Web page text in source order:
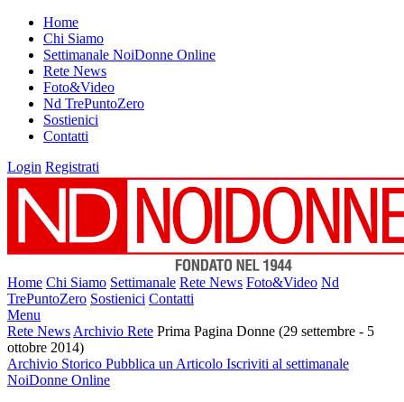
Home
Chi Siamo
Settimanale NoiDonne Online
Rete News
Foto&Video
Nd TrePuntoZero
Sostienici
Contatti
Login Registrati
Home Chi Siamo Settimanale Rete News Foto&Video Nd
TrePuntoZero Sostienici Contatti
Menu
Rete News Archivio Rete Prima Pagina Donne (29 settembre - 5
ottobre 2014)
Archivio Storico Pubblica un Articolo Iscriviti al settimanale
NoiDonne Online